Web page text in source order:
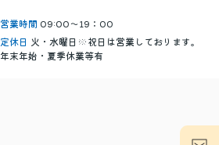
営業時間 09:00～19：00
定休日 火・水曜日※祝日は営業しております。
年末年始・夏季休業等有